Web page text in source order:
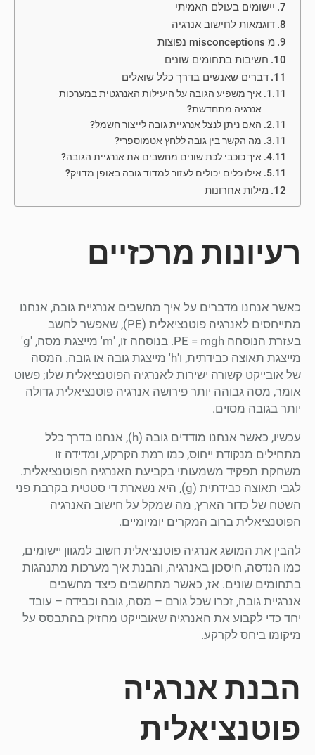
יישומים בעולם האמיתי
דוגמאות לחישוב אנרגיה
מ misconceptions נפוצות
חשיבות בתחומים שונים
דברים שאנשים בדרך כלל שואלים
איך משפיע הגובה על היעילות האנרגטית במערכות
אנרגיה מתחדשת?
האם ניתן לנצל אנרגיית גובה לייצור חשמל?
מה הקשר בין גובה ללחץ אטמוספרי?
איך כוכבי לכת שונים מחשבים את אנרגיית הגובה?
אילו כלים יכולים לעזור למדוד גובה באופן מדויק?
מילות אחרונות
רעיונות מרכזיים
כאשר אנחנו מדברים על איך מחשבים אנרגיית גובה, אנחנו
מתייחסים לאנרגיה פוטנציאלית (PE), שאפשר לחשב
בעזרת הנוסחה PE = mgh. בנוסחה זו, 'm' מייצגת מסה, 'g'
מייצגת תאוצה כבידתית, ו'h' מייצגת גובה או גובה. המסה
של אובייקט קשורה ישירות לאנרגיה הפוטנציאלית שלו; פשוט
אומר, מסה גבוהה יותר פירושה אנרגיה פוטנציאלית גדולה
יותר בגובה מסוים.
עכשיו, כאשר אנחנו מודדים גובה (h), אנחנו בדרך כלל
מתחילים מנקודת ייחוס, כמו רמת הקרקע, ומדידה זו
משחקת תפקיד משמעותי בקביעת האנרגיה הפוטנציאלית.
לגבי תאוצה כבידתית (g), היא נשארת די סטטית בקרבת פני
השטח של כדור הארץ, מה שמקל על חישוב האנרגיה
הפוטנציאלית ברוב המקרים יומיומיים.
להבין את המושג אנרגיה פוטנציאלית חשוב למגוון יישומים,
כמו הנדסה, חיסכון באנרגיה, והבנת איך מערכות מתנהגות
בתחומים שונים. אז, כאשר מתחשבים כיצד מחשבים
אנרגיית גובה, זכרו שכל גורם – מסה, גובה וכבידה – עובד
יחד כדי לקבוע את האנרגיה שאובייקט מחזיק בהתבסס על
מיקומו ביחס לקרקע.
הבנת אנרגיה
פוטנציאלית